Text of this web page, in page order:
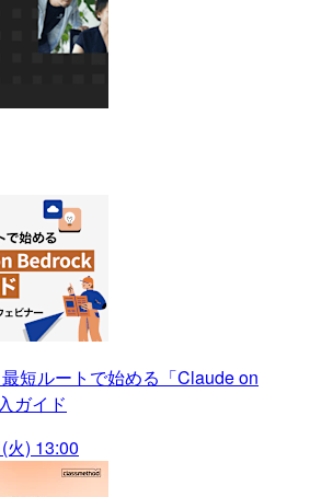
最短ルートで始める「Claude on
ガイド
火) 13:00